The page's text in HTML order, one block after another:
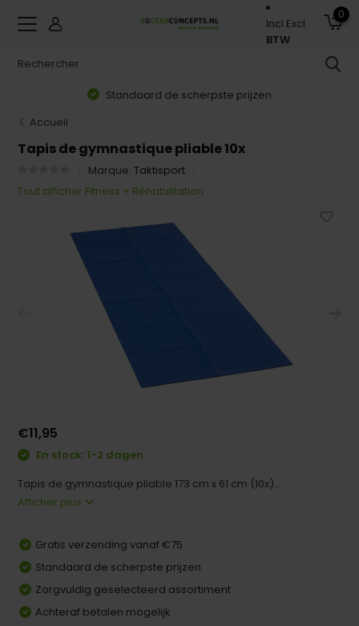
Incl.Excl.
BTW
0
Standaard de scherpste prijzen
Accueil
Tapis de gymnastique pliable 10x
Marque:Taktisport
Tout afficher Fitness + Réhabilitation
€11,95
En stock: 1-2 dagen
Tapis de gymnastique pliable 173 cm x 61 cm (10x)...
Afficher plus
Gratis verzending vanaf €75
Standaard de scherpste prijzen
Zorgvuldig geselecteerd assortiment
Achteraf betalen mogelijk